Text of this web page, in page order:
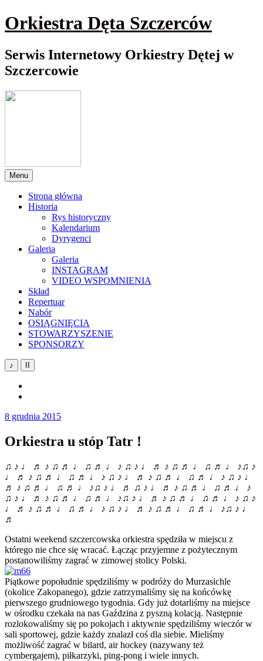
Przewiń
do
Orkiestra Dęta Szczerców
Serwis Internetowy Orkiestry Dętej w
Szczercowie
Menu
Strona główna
Historia
Rys historyczny
Kalendarium
Dyrygenci
Galeria
Galeria
INSTAGRAM
VIDEO WSPOMNIENIA
Skład
Repertuar
Nabór
OSIĄGNIĘCIA
STOWARZYSZENIE
SPONSORZY
♪
8 grudnia 2015
Orkiestra u stóp Tatr !
♫ ♪ ♩ ♬ ♪ ♫ ♬ ♩ ♫ ♬ ♩ ♪ ♫ ♪ ♩ ♬ ♪ ♫ ♬ ♩ ♫ ♬ ♩ ♪♫ ♪
♩ ♬ ♪ ♫ ♬ ♩ ♫ ♬ ♩ ♪ ♫ ♪ ♩ ♬ ♪ ♫ ♬ ♩ ♫ ♬ ♩ ♪ ♫ ♪ ♩
♬ ♪ ♫ ♬ ♩ ♫ ♬ ♩ ♪♫ ♪ ♩ ♬ ♫ ♪ ♩ ♬ ♪ ♫ ♬ ♩ ♫ ♬ ♩ ♪
♫ ♪ ♩ ♬ ♪ ♫ ♬ ♩ ♫ ♬ ♩ ♪♫ ♪ ♩ ♬ ♪ ♫ ♬ ♩ ♫ ♬ ♩ ♪ ♫ ♪
♩ ♬ ♪ ♫ ♬ ♩ ♫ ♬ ♩ ♪ ♫ ♪ ♩ ♬ ♪ ♫ ♬ ♩ ♫ ♬ ♩ ♪♫ ♪ ♩
♬
Ostatni weekend szczercowska orkiestra spędziła w miejscu z
którego nie chce się wracać. Łącząc przyjemne z pożytecznym
postanowiliśmy zagrać w zimowej stolicy Polski.
Piątkowe popołudnie spędziliśmy w podróży do Murzasichle
(okolice Zakopanego), gdzie zatrzymaliśmy się na końcówkę
pierwszego grudniowego tygodnia. Gdy już dotarliśmy na miejsce
w ośrodku czekała na nas Gaździna z pyszną kolacją. Następnie
rozlokowaliśmy się po pokojach i aktywnie spędziliśmy wieczór w
sali sportowej, gdzie każdy znalazł coś dla siebie. Mieliśmy
możliwość zagrać w bilard, air hockey (nazywany też
cymbergajem), piłkarzyki, ping-pong i wiele innych.